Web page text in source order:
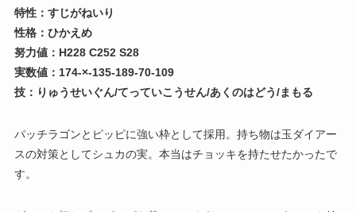
特性：すじがねいり
性格：ひかえめ
努力値：H228 C252 S28
実数値：174-×-135-189-70-109
技：りゅうせいぐん/てっていこうせん/あくのはどう/まもる
パッチラゴンとピッピに強い枠として採用。持ち物は玉ダイアー
スの対策としてシュカの実。本当はチョッキを持たせたかったで
す。